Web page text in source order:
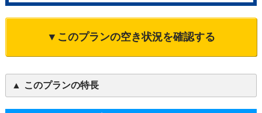
▼このプランの空き状況を確認する
このプランの特長